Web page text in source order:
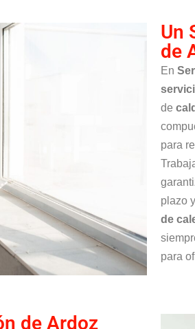
Un
de
En
de
para
plazo
de
para
de Ardoz